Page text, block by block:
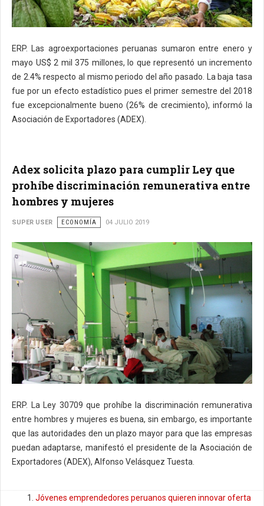
ERP. Las agroexportaciones peruanas sumaron entre enero y
mayo US$ 2 mil 375 millones, lo que representó un incremento
de 2.4% respecto al mismo periodo del año pasado. La baja tasa
fue por un efecto estadístico pues el primer semestre del 2018
fue excepcionalmente bueno (26% de crecimiento), informó la
Asociación de Exportadores (ADEX).
Adex solicita plazo para cumplir Ley que
prohíbe discriminación remunerativa entre
hombres y mujeres
SUPER USER ECONOMÍA 04 JULIO 2019
ERP. La Ley 30709 que prohíbe la discriminación remunerativa
entre hombres y mujeres es buena, sin embargo, es importante
que las autoridades den un plazo mayor para que las empresas
puedan adaptarse, manifestó el presidente de la Asociación de
Exportadores (ADEX), Alfonso Velásquez Tuesta.
Jóvenes emprendedores peruanos quieren innovar oferta